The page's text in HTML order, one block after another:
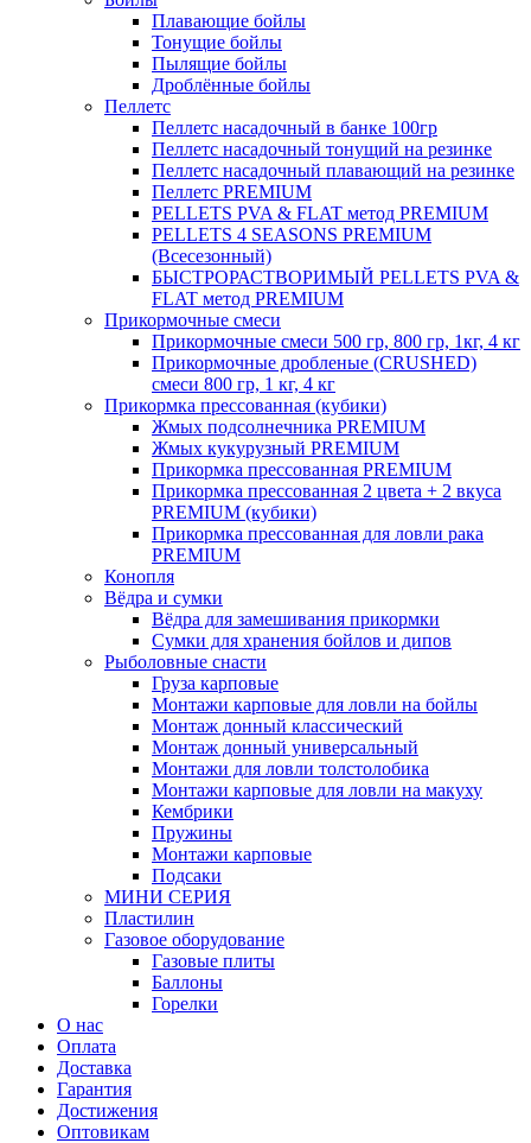
Плавающие бойлы
Тонущие бойлы
Пылящие бойлы
Дроблённые бойлы
Пеллетс
Пеллетс насадочный в банке 100гр
Пеллетс насадочный тонущий на резинке
Пеллетс насадочный плавающий на резинке
Пеллетс PREMIUM
PELLETS PVA & FLAT метод PREMIUM
PELLETS 4 SEASONS PREMIUM
(Всесезонный)
БЫСТРОРАСТВОРИМЫЙ PELLETS PVA &
FLAT метод PREMIUM
Прикормочные смеси
Прикормочные смеси 500 гр, 800 гр, 1кг, 4 кг
Прикормочные дробленые (CRUSHED)
смеси 800 гр, 1 кг, 4 кг
Прикормка прессованная (кубики)
Жмых подсолнечника PREMIUM
Жмых кукурузный PREMIUM
Прикормка прессованная PREMIUM
Прикормка прессованная 2 цвета + 2 вкуса
PREMIUM (кубики)
Прикормка прессованная для ловли рака
PREMIUM
Конопля
Вёдра и сумки
Вёдра для замешивания прикормки
Сумки для хранения бойлов и дипов
Рыболовные снасти
Груза карповые
Монтажи карповые для ловли на бойлы
Монтаж донный классический
Монтаж донный универсальный
Монтажи для ловли толстолобика
Монтажи карповые для ловли на макуху
Кембрики
Пружины
Монтажи карповые
Подсаки
МИНИ СЕРИЯ
Пластилин
Газовое оборудование
Газовые плиты
Баллоны
Горелки
О нас
Оплата
Доставка
Гарантия
Достижения
Оптовикам